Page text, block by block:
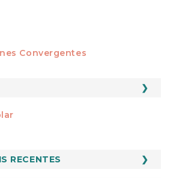
Convergentes
RECENTES